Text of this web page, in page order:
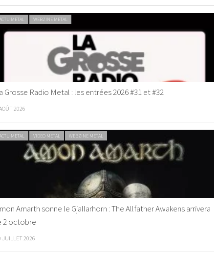
METAL WEBZINE METAL
Grosse Radio Metal : les entrées 2026 #31 et #32
2026
METAL VIDEO METAL WEBZINE METAL
Amarth sonne le Gjallarhorn : The Allfather Awakens arrivera
2 octobre
JUILLET 2026